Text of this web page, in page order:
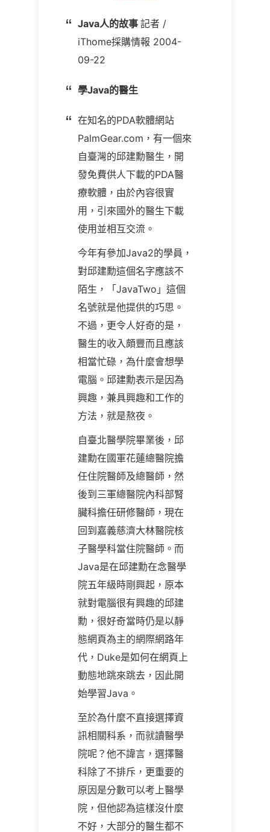
Java人的故事 記者 /
iThome採購情報 2004-
09-22
學Java的醫生
在知名的PDA軟體網站
PalmGear.com，有一個來
自臺灣的邱建勳醫生，開
發免費供人下載的PDA醫
療軟體，由於內容很實
用，引來國外的醫生下載
使用並相互交流。
今年有參加Java2的學員，
對邱建勳這個名字應該不
陌生，「JavaTwo」這個
名號就是他提供的巧思。
不過，更令人好奇的是，
醫生的收入頗豐而且應該
相當忙碌，為什麼會想學
電腦。邱建勳表示是因為
興趣，兼具興趣和工作的
方法，就是熬夜。
自臺北醫學院畢業後，邱
建勳在國軍花蓮總醫院擔
任住院醫師及總醫師，然
後到三軍總醫院內科部腎
臟科擔任研修醫師，現在
回到嘉義慈濟大林醫院核
子醫學科當住院醫師。而
Java是在邱建勳在念醫學
院五年級時剛興起，原本
就對電腦很有興趣的邱建
勳，很好奇當時仍是以靜
態網頁為主的網際網路年
代，Duke是如何在網頁上
動態地跳來跳去，因此開
始學習Java。
至於為什麼不直接選擇資
訊相關科系，而就讀醫學
院呢？他不諱言，選擇醫
科除了不排斥，更重要的
原因是分數可以考上醫學
院，但他認為這樣沒什麼
不好，大部分的醫生都不